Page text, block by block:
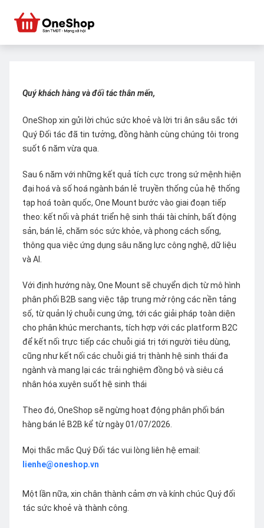
Quý khách hàng và đối tác thân mến,
OneShop xin gửi lời chúc sức khoẻ và lời tri ân sâu sắc tới
Quý Đối tác đã tin tưởng, đồng hành cùng chúng tôi trong
suốt 6 năm vừa qua.
Sau 6 năm với những kết quả tích cực trong sứ mệnh hiện
đại hoá và số hoá ngành bán lẻ truyền thống của hệ thống
tạp hoá toàn quốc, One Mount bước vào giai đoạn tiếp
theo: kết nối và phát triển hệ sinh thái tài chính, bất động
sản, bán lẻ, chăm sóc sức khỏe, và phong cách sống,
thông qua việc ứng dụng sâu năng lực công nghệ, dữ liệu
và AI.
Với định hướng này, One Mount sẽ chuyển dịch từ mô hình
phân phối B2B sang việc tập trung mở rộng các nền tảng
số, từ quản lý chuỗi cung ứng, tới các giải pháp toàn diện
cho phân khúc merchants, tích hợp với các platform B2C
để kết nối trực tiếp các chuỗi giá trị tới người tiêu dùng,
cũng như kết nối các chuỗi giá trị thành hệ sinh thái đa
ngành và mang lại các trải nghiệm đồng bộ và siêu cá
nhân hóa xuyên suốt hệ sinh thái
Theo đó, OneShop sẽ ngừng hoạt động phân phối bán
hàng bán lẻ B2B kể từ ngày 01/07/2026.
Mọi thắc mắc Quý Đối tác vui lòng liên hệ email:
lienhe@oneshop.vn
Một lần nữa, xin chân thành cảm ơn và kính chúc Quý đối
tác sức khoẻ và thành công.